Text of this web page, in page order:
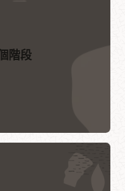
階段